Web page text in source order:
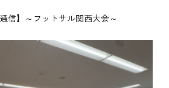
信】～フットサル関西大会～